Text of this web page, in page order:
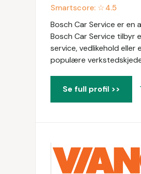
Smartscore: ☆4.5
Bosch Car Service er en
Bosch Car Service
service, vedlikehold
populære
Se full profil >>